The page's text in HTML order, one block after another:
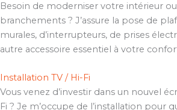
Besoin de moderniser votre intérieur
branchements ? J’assure la pose de
murales, d’interrupteurs, de prises
autre accessoire essentiel à votre
Installation TV / Hi-Fi
Vous venez d’investir dans un nouvel
Fi ? Je m’occupe de l’installation pour